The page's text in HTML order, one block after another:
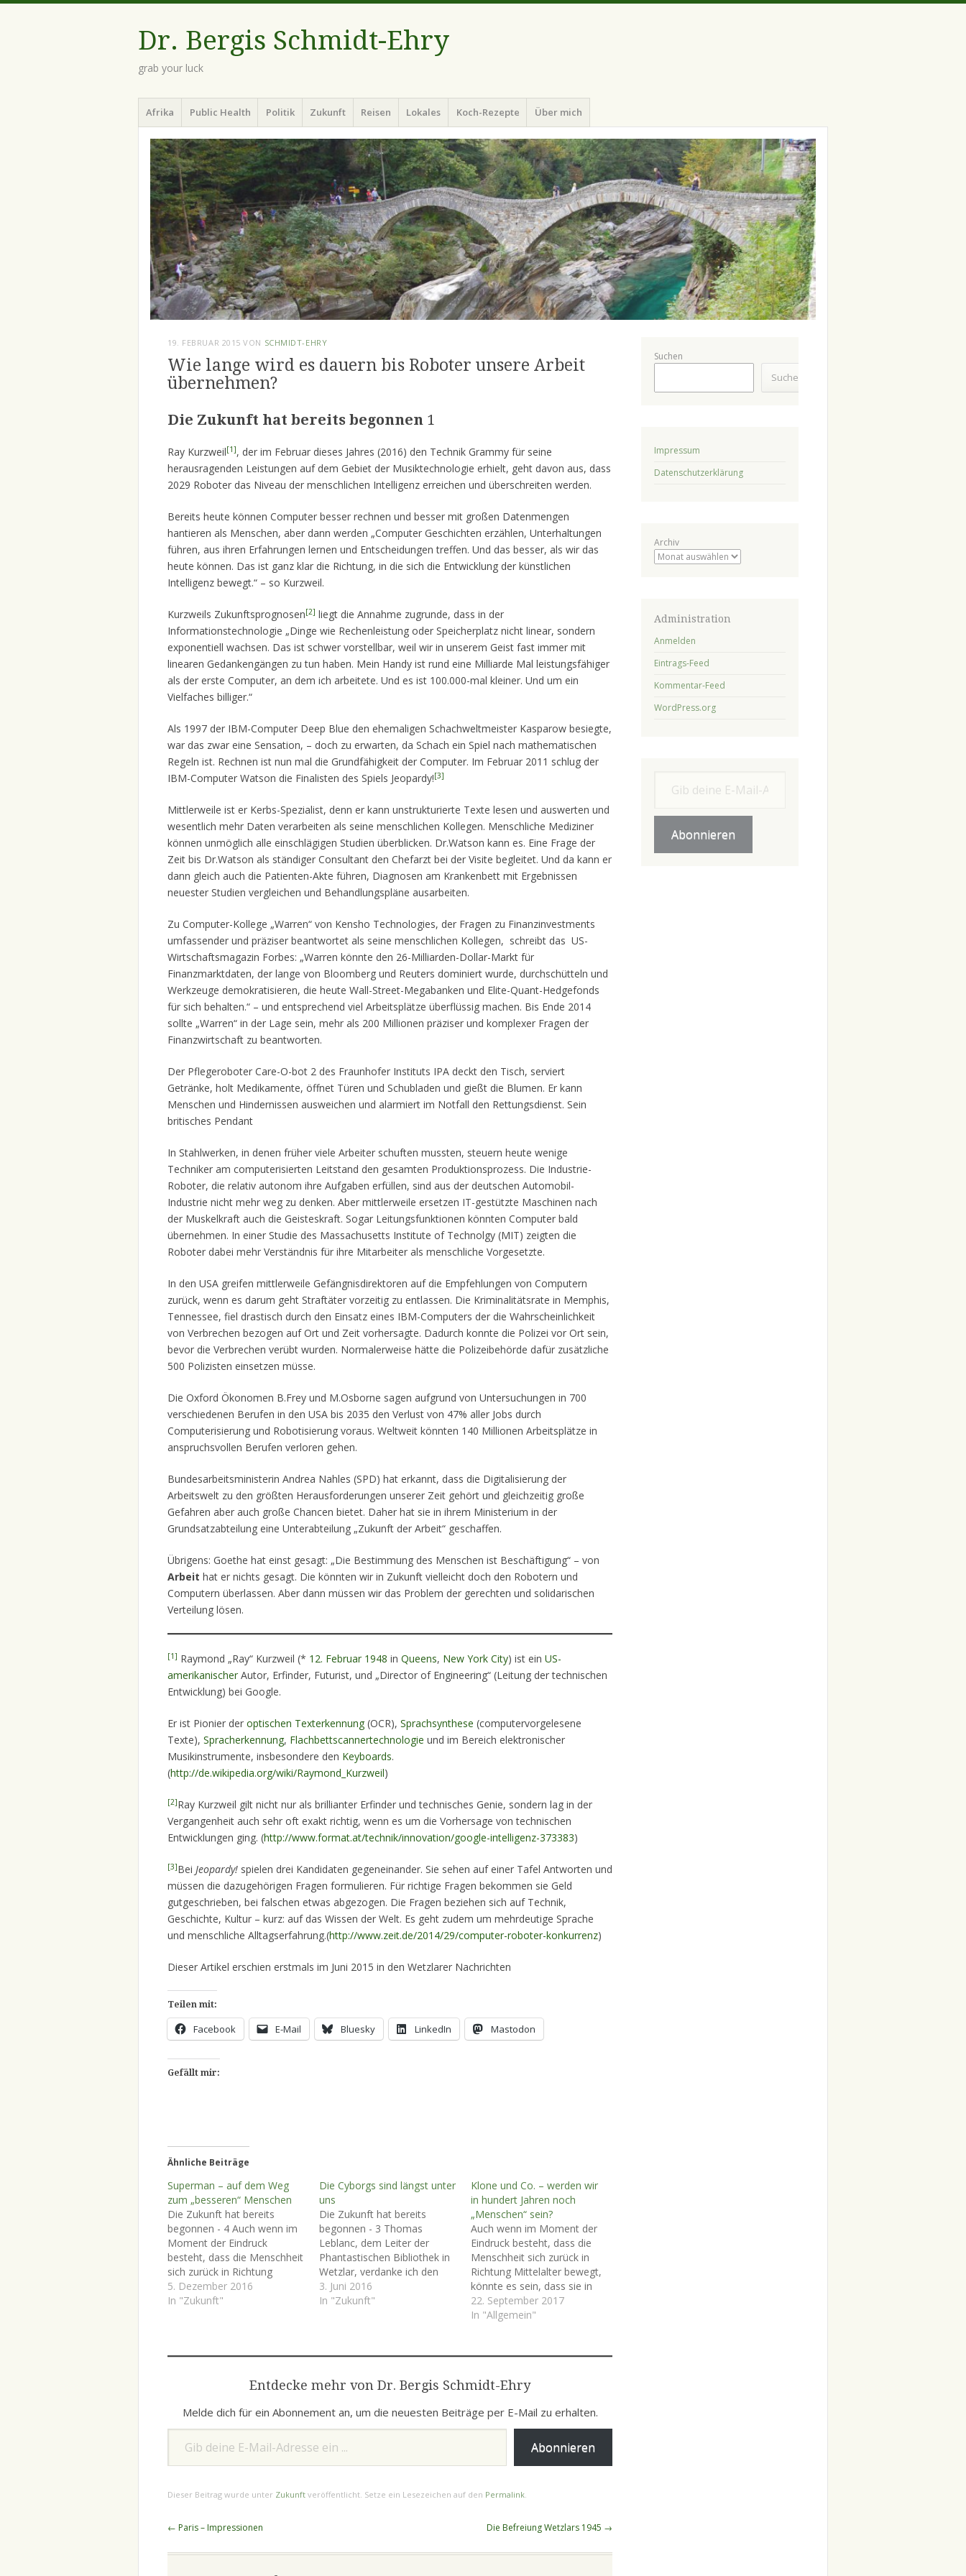
Dr. Bergis Schmidt-Ehry
grab your luck
Menü
Zum
Inhalt
springen
Afrika Public Health Politik Zukunft Reisen Lokales Koch-Rezepte Über mich
19. FEBRUAR 2015 VON SCHMIDT-EHRY
Wie lange wird es dauern bis Roboter unsere Arbeit
übernehmen?
Die Zukunft hat bereits begonnen 1
Ray Kurzweil[1], der im Februar dieses Jahres (2016) den Technik Grammy für seine
herausragenden Leistungen auf dem Gebiet der Musiktechnologie erhielt, geht davon aus, dass
2029 Roboter das Niveau der menschlichen Intelligenz erreichen und überschreiten werden.
Bereits heute können Computer besser rechnen und besser mit großen Datenmengen
hantieren als Menschen, aber dann werden „Computer Geschichten erzählen, Unterhaltungen
führen, aus ihren Erfahrungen lernen und Entscheidungen treffen. Und das besser, als wir das
heute können. Das ist ganz klar die Richtung, in die sich die Entwicklung der künstlichen
Intelligenz bewegt.“ – so Kurzweil.
Kurzweils Zukunftsprognosen[2] liegt die Annahme zugrunde, dass in der
Informationstechnologie „Dinge wie Rechenleistung oder Speicherplatz nicht linear, sondern
exponentiell wachsen. Das ist schwer vorstellbar, weil wir in unserem Geist fast immer mit
linearen Gedankengängen zu tun haben. Mein Handy ist rund eine Milliarde Mal leistungsfähiger
als der erste Computer, an dem ich arbeitete. Und es ist 100.000-mal kleiner. Und um ein
Vielfaches billiger.“
Als 1997 der IBM-Computer Deep Blue den ehemaligen Schachweltmeister Kasparow besiegte,
war das zwar eine Sensation, – doch zu erwarten, da Schach ein Spiel nach mathematischen
Regeln ist. Rechnen ist nun mal die Grundfähigkeit der Computer. Im Februar 2011 schlug der
IBM-Computer Watson die Finalisten des Spiels Jeopardy![3]
Mittlerweile ist er Kerbs-Spezialist, denn er kann unstrukturierte Texte lesen und auswerten und
wesentlich mehr Daten verarbeiten als seine menschlichen Kollegen. Menschliche Mediziner
können unmöglich alle einschlägigen Studien überblicken. Dr.Watson kann es. Eine Frage der
Zeit bis Dr.Watson als ständiger Consultant den Chefarzt bei der Visite begleitet. Und da kann er
dann gleich auch die Patienten-Akte führen, Diagnosen am Krankenbett mit Ergebnissen
neuester Studien vergleichen und Behandlungspläne ausarbeiten.
Zu Computer-Kollege „Warren“ von Kensho Technologies, der Fragen zu Finanzinvestments
umfassender und präziser beantwortet als seine menschlichen Kollegen, schreibt das US-
Wirtschaftsmagazin Forbes: „Warren könnte den 26-Milliarden-Dollar-Markt für
Finanzmarktdaten, der lange von Bloomberg und Reuters dominiert wurde, durchschütteln und
Werkzeuge demokratisieren, die heute Wall-Street-Megabanken und Elite-Quant-Hedgefonds
für sich behalten.“ – und entsprechend viel Arbeitsplätze überflüssig machen. Bis Ende 2014
sollte „Warren“ in der Lage sein, mehr als 200 Millionen präziser und komplexer Fragen der
Finanzwirtschaft zu beantworten.
Der Pflegeroboter Care-O-bot 2 des Fraunhofer Instituts IPA deckt den Tisch, serviert
Getränke, holt Medikamente, öffnet Türen und Schubladen und gießt die Blumen. Er kann
Menschen und Hindernissen ausweichen und alarmiert im Notfall den Rettungsdienst. Sein
britisches Pendant
In Stahlwerken, in denen früher viele Arbeiter schuften mussten, steuern heute wenige
Techniker am computerisierten Leitstand den gesamten Produktionsprozess. Die Industrie-
Roboter, die relativ autonom ihre Aufgaben erfüllen, sind aus der deutschen Automobil-
Industrie nicht mehr weg zu denken. Aber mittlerweile ersetzen IT-gestützte Maschinen nach
der Muskelkraft auch die Geisteskraft. Sogar Leitungsfunktionen könnten Computer bald
übernehmen. In einer Studie des Massachusetts Institute of Technolgy (MIT) zeigten die
Roboter dabei mehr Verständnis für ihre Mitarbeiter als menschliche Vorgesetzte.
In den USA greifen mittlerweile Gefängnisdirektoren auf die Empfehlungen von Computern
zurück, wenn es darum geht Straftäter vorzeitig zu entlassen. Die Kriminalitätsrate in Memphis,
Tennessee, fiel drastisch durch den Einsatz eines IBM-Computers der die Wahrscheinlichkeit
von Verbrechen bezogen auf Ort und Zeit vorhersagte. Dadurch konnte die Polizei vor Ort sein,
bevor die Verbrechen verübt wurden. Normalerweise hätte die Polizeibehörde dafür zusätzliche
500 Polizisten einsetzen müsse.
Die Oxford Ökonomen B.Frey und M.Osborne sagen aufgrund von Untersuchungen in 700
verschiedenen Berufen in den USA bis 2035 den Verlust von 47% aller Jobs durch
Computerisierung und Robotisierung voraus. Weltweit könnten 140 Millionen Arbeitsplätze in
anspruchsvollen Berufen verloren gehen.
Bundesarbeitsministerin Andrea Nahles (SPD) hat erkannt, dass die Digitalisierung der
Arbeitswelt zu den größten Herausforderungen unserer Zeit gehört und gleichzeitig große
Gefahren aber auch große Chancen bietet. Daher hat sie in ihrem Ministerium in der
Grundsatzabteilung eine Unterabteilung „Zukunft der Arbeit“ geschaffen.
Übrigens: Goethe hat einst gesagt: „Die Bestimmung des Menschen ist Beschäftigung“ – von
Arbeit hat er nichts gesagt. Die könnten wir in Zukunft vielleicht doch den Robotern und
Computern überlassen. Aber dann müssen wir das Problem der gerechten und solidarischen
Verteilung lösen.
[1] Raymond „Ray“ Kurzweil (* 12. Februar 1948 in Queens, New York City) ist ein US-
amerikanischer Autor, Erfinder, Futurist, und „Director of Engineering“ (Leitung der technischen
Entwicklung) bei Google.
Er ist Pionier der optischen Texterkennung (OCR), Sprachsynthese (computervorgelesene
Texte), Spracherkennung, Flachbettscannertechnologie und im Bereich elektronischer
Musikinstrumente, insbesondere den Keyboards.
(http://de.wikipedia.org/wiki/Raymond_Kurzweil)
[2]Ray Kurzweil gilt nicht nur als brillianter Erfinder und technisches Genie, sondern lag in der
Vergangenheit auch sehr oft exakt richtig, wenn es um die Vorhersage von technischen
Entwicklungen ging. (http://www.format.at/technik/innovation/google-intelligenz-373383)
[3]Bei Jeopardy! spielen drei Kandidaten gegeneinander. Sie sehen auf einer Tafel Antworten und
müssen die dazugehörigen Fragen formulieren. Für richtige Fragen bekommen sie Geld
gutgeschrieben, bei falschen etwas abgezogen. Die Fragen beziehen sich auf Technik,
Geschichte, Kultur – kurz: auf das Wissen der Welt. Es geht zudem um mehrdeutige Sprache
und menschliche Alltagserfahrung.(http://www.zeit.de/2014/29/computer-roboter-konkurrenz)
Dieser Artikel erschien erstmals im Juni 2015 in den Wetzlarer Nachrichten
Teilen mit:
Facebook E-Mail Bluesky LinkedIn Mastodon
Gefällt mir:
Ähnliche Beiträge
Superman – auf dem Weg
zum „besseren“ Menschen
Die Zukunft hat bereits
begonnen - 4 Auch wenn im
Moment der Eindruck
besteht, dass die Menschheit
sich zurück in Richtung
Mittelalter bewegt, könnte es
sein, dass sie in Wirklichkeit
Ende gehen. Robotik,
5. Dezember 2016
In "Zukunft"
Die Cyborgs sind längst unter
uns
Die Zukunft hat bereits
begonnen - 3 Thomas
Leblanc, dem Leiter der
Phantastischen Bibliothek in
Wetzlar, verdanke ich den
Hinweis, dass Cyborgs [1]
längst unter uns sind, und
der derzeitigen Einwohner
strengen Sinne „Cyborgs“
3. Juni 2016
In "Zukunft"
Klone und Co. – werden wir
in hundert Jahren noch
„Menschen“ sein?
Auch wenn im Moment der
Eindruck besteht, dass die
Menschheit sich zurück in
Richtung Mittelalter bewegt,
könnte es sein, dass sie in
Wirklichkeit vor dem
Aufbruch in eine neue Ära ist.
gehen. Robotik,
und Gentechnik stellen die
22. September 2017
In "Allgemein"
Entdecke mehr von Dr. Bergis Schmidt-Ehry
Melde dich für ein Abonnement an, um die neuesten Beiträge per E-Mail zu erhalten.
Gib deine E-Mail-Adresse ein ...
Abonnieren
Dieser Beitrag wurde unter Zukunft veröffentlicht. Setze ein Lesezeichen auf den Permalink.
Beitragsnavigation
← Paris – Impressionen Die Befreiung Wetzlars 1945 →
Suchen
Suchen
Impressum
Datenschutzerklärung
Archiv
Administration
Anmelden
Eintrags-Feed
Kommentar-Feed
WordPress.org
Abonnieren